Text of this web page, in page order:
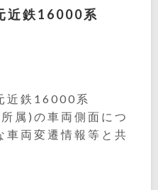
近鉄16000系
近鉄16000系
属)の車両側面につ
車両変遷情報等と共